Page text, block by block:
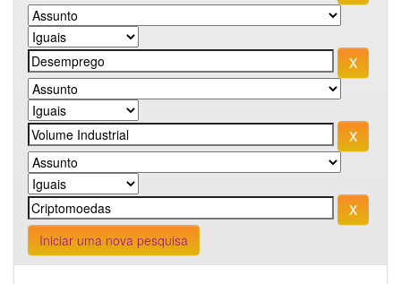
Iniciar uma nova pesquisa